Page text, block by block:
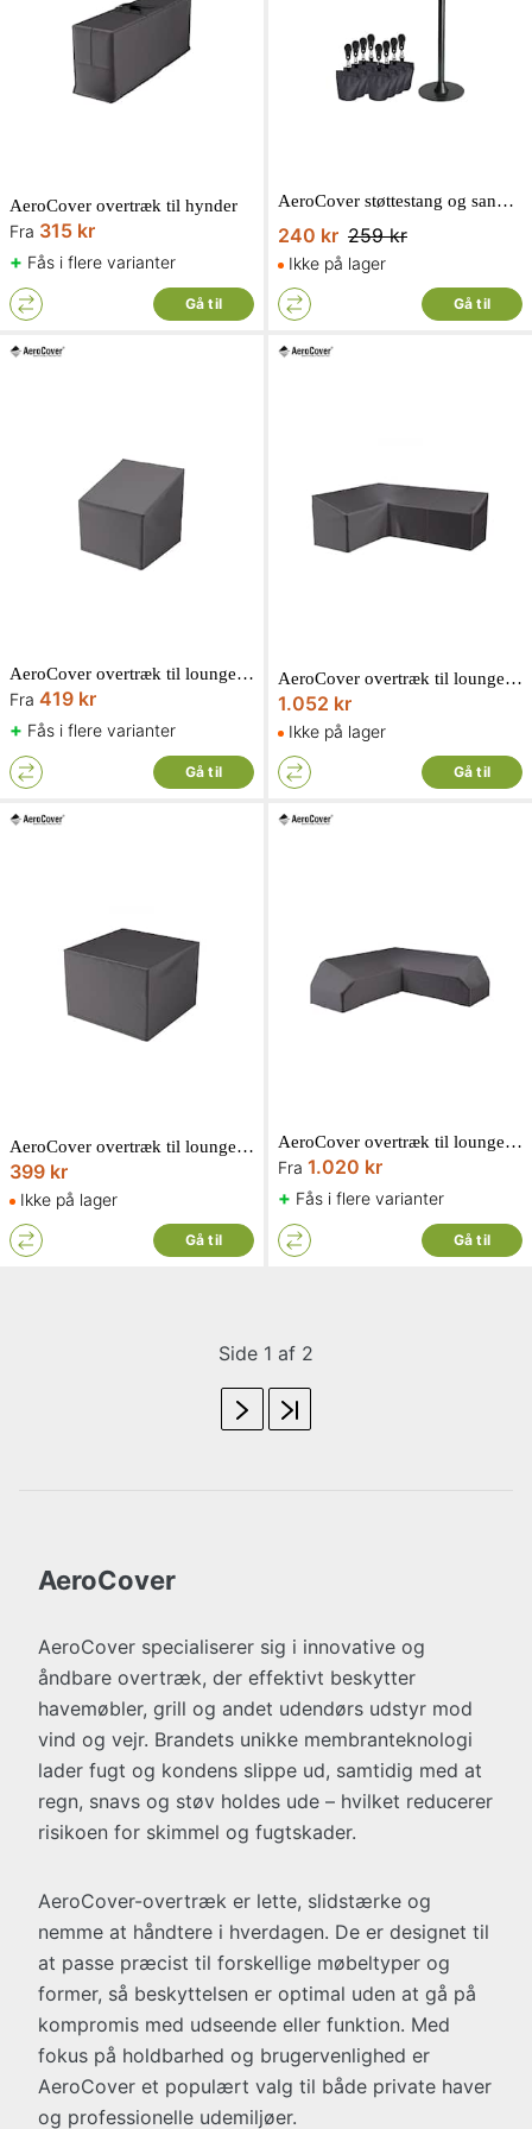
AeroCover overtræk til hynder
Fra 315 kr
+ Fås i flere varianter
Gå til
AeroCover støttestang og sandposer til overtræk af borde maks. 240 cm
240 kr 259 kr
Ikke på lager
Gå til
AeroCover overtræk til loungestol
Fra 419 kr
+ Fås i flere varianter
Gå til
AeroCover overtræk til loungesæt L-form venstre 270x210x85xH65/90 cm
1.052 kr
Ikke på lager
Gå til
AeroCover overtræk til loungestol 100 x 100 x H70 cm
399 kr
Ikke på lager
Gå til
AeroCover overtræk til loungesæt L-form med ryg
Fra 1.020 kr
+ Fås i flere varianter
Gå til
Side 1 af 2
AeroCover
AeroCover specialiserer sig i innovative og
åndbare overtræk, der effektivt beskytter
havemøbler, grill og andet udendørs udstyr mod
vind og vejr. Brandets unikke membranteknologi
lader fugt og kondens slippe ud, samtidig med at
regn, snavs og støv holdes ude – hvilket reducerer
risikoen for skimmel og fugtskader.
AeroCover-overtræk er lette, slidstærke og
nemme at håndtere i hverdagen. De er designet til
at passe præcist til forskellige møbeltyper og
former, så beskyttelsen er optimal uden at gå på
kompromis med udseende eller funktion. Med
fokus på holdbarhed og brugervenlighed er
AeroCover et populært valg til både private haver
og professionelle udemiljøer.